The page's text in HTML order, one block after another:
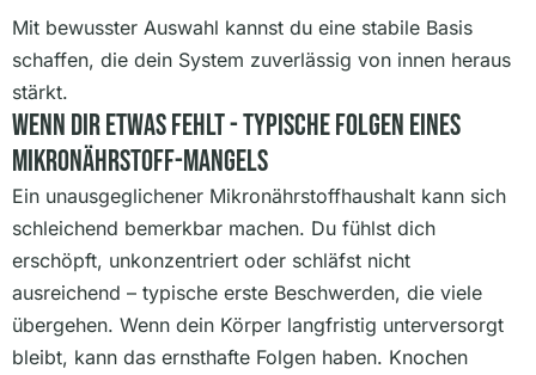
Mit bewusster Auswahl kannst du eine stabile Basis
schaffen, die dein System zuverlässig von innen heraus
stärkt.
Wenn Dir Etwas Fehlt - Typische Folgen Eines
Mikronährstoff-Mangels
Ein unausgeglichener Mikronährstoffhaushalt kann sich
schleichend bemerkbar machen. Du fühlst dich
erschöpft, unkonzentriert oder schläfst nicht
ausreichend – typische erste Beschwerden, die viele
übergehen. Wenn dein Körper langfristig unterversorgt
bleibt, kann das ernsthafte Folgen haben. Knochen